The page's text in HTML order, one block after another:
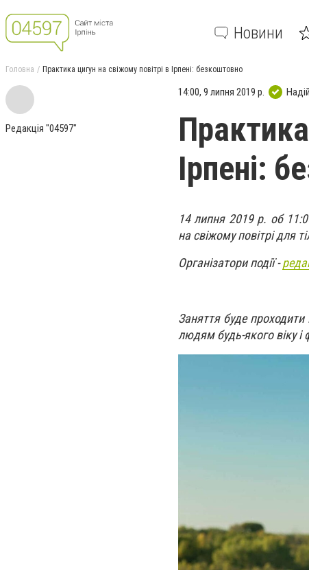
Новини
Головна Практика цигун на свіжому повітрі в Ірпені: безкоштовно
Редакція "04597"
14:00, 9 липня 2019 р.
Ірпені:
14 липня 2019 р. об
на свіжому повітрі для
Організатори події -
Заняття буде проходити
людям будь-якого віку і